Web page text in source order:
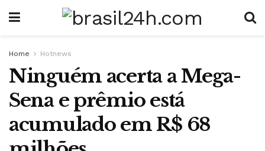
Home Hotnews
Ninguém acerta a Mega-
Sena e prêmio está
acumulado em R$ 68